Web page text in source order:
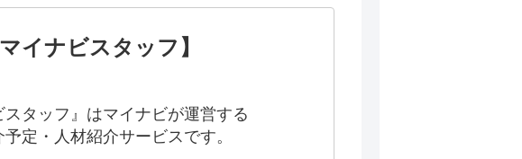
イナビスタッフ】
スタッフ』はマイナビが運営する
定・人材紹介サービスです。